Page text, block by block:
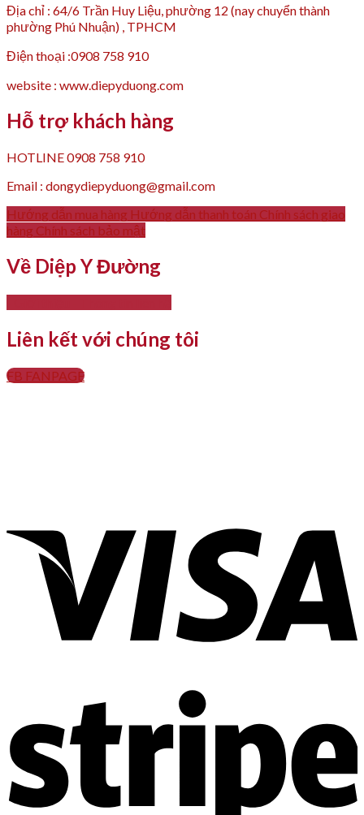
Địa chỉ : 64/6 Trần Huy Liệu, phường 12 (nay chuyển thành
phường Phú Nhuận) , TPHCM
Điện thoại :0908 758 910
website : www.diepyduong.com
Hỗ trợ khách hàng
HOTLINE 0908 758 910
Email : dongydiepyduong@gmail.com
Hướng dẫn mua hàng Hướng dẫn thanh toán Chính sách giao
hàng Chính sách bảo mật
Về Diệp Y Đường
Liên kết với chúng tôi
FB FANPAGE